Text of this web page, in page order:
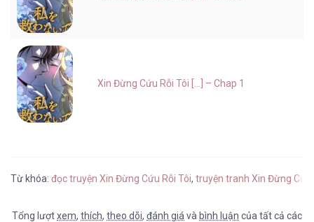
Xin Đừng Cứu Rỗi Tôi [...] – Chap 1
Từ khóa: đọc truyện Xin Đừng Cứu Rỗi Tôi, truyện tranh Xin Đừng
Tổng lượtxem, thích, theo dõi, đánh giá và bình luận của tất cả các